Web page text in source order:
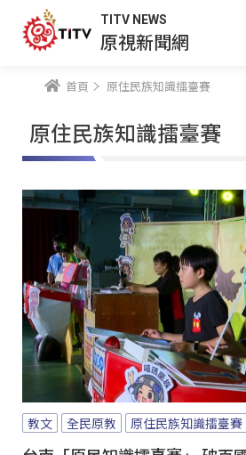
TITV NEWS
原視新聞網
首頁 原住民族知識擂臺賽
原住民族知識擂臺賽
教文 全民原教 原住民族知識擂臺賽